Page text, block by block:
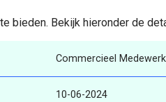
bieden. Bekijk hieronder de
Commercieel
10-06-2024